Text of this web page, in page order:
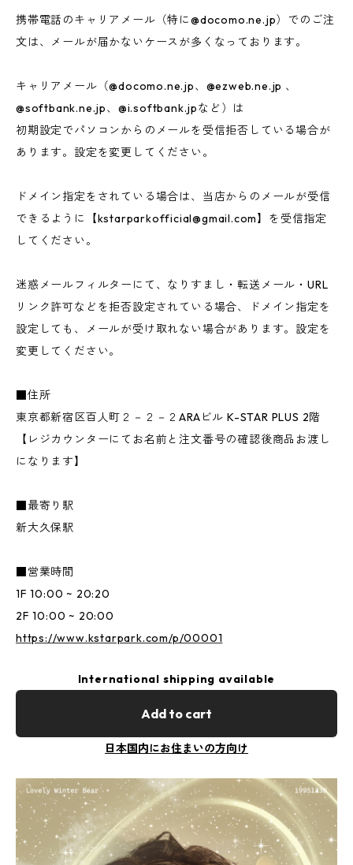
携帯電話のキャリアメール（特に@docomo.ne.jp）でのご注
文は、メールが届かないケースが多くなっております。
キャリアメール（@docomo.ne.jp、@ezweb.ne.jp 、
@softbank.ne.jp、@i.softbank.jpなど）は
初期設定でパソコンからのメールを受信拒否している場合が
あります。設定を変更してください。
ドメイン指定をされている場合は、当店からのメールが受信
できるように【kstarparkofficial@gmail.com】を受信指定
してください。
迷惑メールフィルターにて、なりすまし・転送メール・URL
リンク許可などを拒否設定されている場合、ドメイン指定を
設定しても、メールが受け取れない場合があります。設定を
変更してください。
■住所
東京都新宿区百人町２－２－２ARAビル K-STAR PLUS 2階
【レジカウンターにてお名前と注文番号の確認後商品お渡し
になります】
■最寄り駅
新大久保駅
■営業時間
1F 10:00 ~ 20:20
2F 10:00 ~ 20:00
https://www.kstarpark.com/p/00001
International shipping available
Add to cart
日本国内にお住まいの方向け